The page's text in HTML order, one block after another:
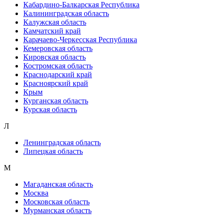
Кабардино-Балкарская Республика
Калининградская область
Калужская область
Камчатский край
Карачаево-Черкесская Республика
Кемеровская область
Кировская область
Костромская область
Краснодарский край
Красноярский край
Крым
Курганская область
Курская область
Л
Ленинградская область
Липецкая область
М
Магаданская область
Москва
Московская область
Мурманская область